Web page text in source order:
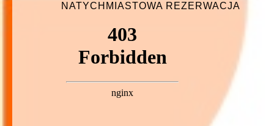
NATYCHMIASTOWA REZERWACJA